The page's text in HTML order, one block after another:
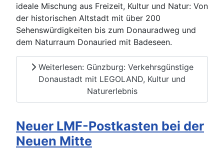
ideale Mischung aus Freizeit, Kultur und Natur: Von
der historischen Altstadt mit über 200
Sehenswürdigkeiten bis zum Donauradweg und
dem Naturraum Donauried mit Badeseen.
Weiterlesen: Günzburg: Verkehrsgünstige
Donaustadt mit LEGOLAND, Kultur und
Naturerlebnis
Neuer LMF-Postkasten bei der
Neuen Mitte